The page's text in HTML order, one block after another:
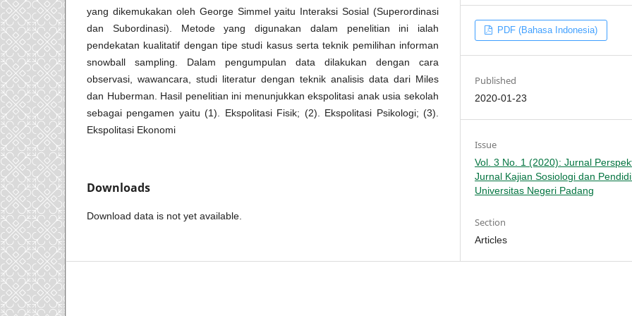
yang dikemukakan oleh George Simmel yaitu Interaksi Sosial (Superordinasi
dan Subordinasi). Metode yang digunakan dalam penelitian ini ialah
pendekatan kualitatif dengan tipe studi kasus serta teknik pemilihan informan
snowball sampling. Dalam pengumpulan data dilakukan dengan cara
observasi, wawancara, studi literatur dengan teknik analisis data dari Miles
dan Huberman. Hasil penelitian ini menunjukkan ekspolitasi anak usia sekolah
sebagai pengamen yaitu (1). Ekspolitasi Fisik; (2). Ekspolitasi Psikologi; (3).
Ekspolitasi Ekonomi
Downloads
Download data is not yet available.
PDF (Bahasa Indonesia)
Published
2020-01-23
Issue
Vol. 3 No. 1 (2020): Jurnal
Jurnal Kajian Sosiologi dan
Universitas Negeri Padang
Section
Articles